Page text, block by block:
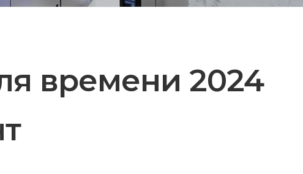
времени 2024